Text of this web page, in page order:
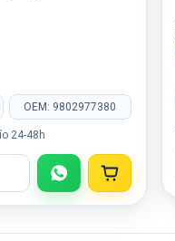
OEM: 9802977380
24-48h